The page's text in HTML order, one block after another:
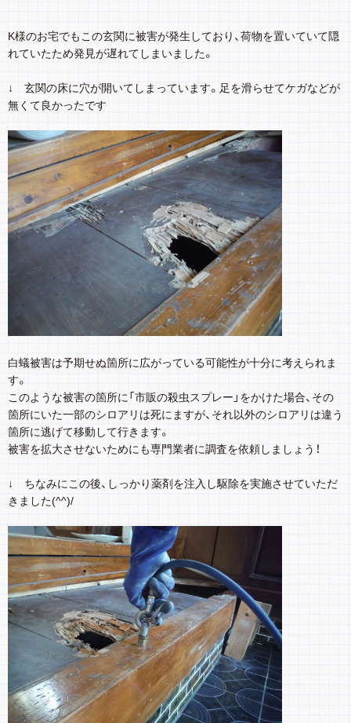
K様のお宅でもこの玄関に被害が発生しており、荷物を置いていて隠
れていたため発見が遅れてしまいました。
↓ 玄関の床に穴が開いてしまっています。足を滑らせてケガなどが
無くて良かったです
白蟻被害は予期せぬ箇所に広がっている可能性が十分に考えられま
す。
このような被害の箇所に「市販の殺虫スプレー」をかけた場合、その
箇所にいた一部のシロアリは死にますが、それ以外のシロアリは違う
箇所に逃げて移動して行きます。
被害を拡大させないためにも専門業者に調査を依頼しましょう！
↓ ちなみにこの後、しっかり薬剤を注入し駆除を実施させていただ
きました(^^)/